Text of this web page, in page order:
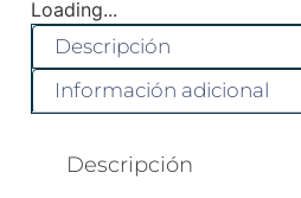
Loading...
Descripción
Información adicional
Descripción